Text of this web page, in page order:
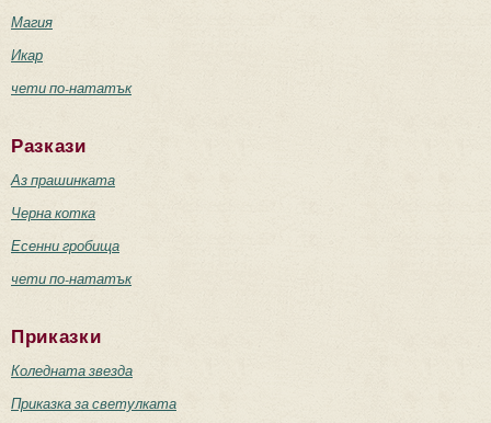
Магия
Икар
чети по-нататък
Разкази
Аз прашинката
Черна котка
Есенни гробища
чети по-нататък
Приказки
Коледната звезда
Приказка за светулката